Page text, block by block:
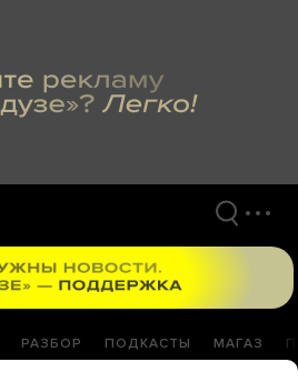
РАЗБОР ПОДКАСТЫ МАГАЗ